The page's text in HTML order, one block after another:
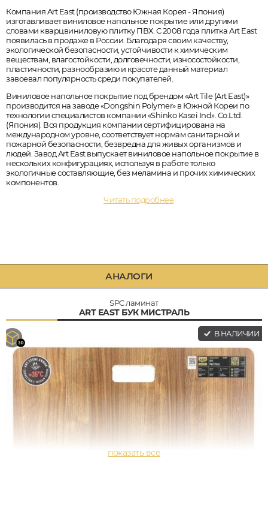
Компания Art East (производство Южная Корея - Япония)
изготавливает виниловое напольное покрытие или другими
словами кварцвиниловую плитку ПВХ. С 2008 года плитка Art East
появилась в продаже в России. Благодаря своим качеству,
экологической безопасности, устойчивости к химическим
веществам, влагостойкости, долговечности, износостойкости,
пластичности, разнообразию и красоте данный материал
завоевал популярность среди покупателей.
Виниловое напольное покрытие под брендом «Art Tile (Art East)»
производится на заводе «Dongshin Polymer» в Южной Кореи по
технологии специалистов компании «Shinko Kasei Ind». Co.Ltd.
(Япония). Вся продукция компании сертифицирована на
международном уровне, соответствует нормам санитарной и
пожарной безопасности, безвредна для живых организмов и
людей. Завод Art East выпускает виниловое напольное покрытие в
нескольких конфигурациях, используя в работе только
экологичные составляющие, без меламина и прочих химических
компонентов.
Читать подробнее
АНАЛОГИ
SPC ламинат
ART EAST БУК МИСТРАЛЬ
В НАЛИЧИИ